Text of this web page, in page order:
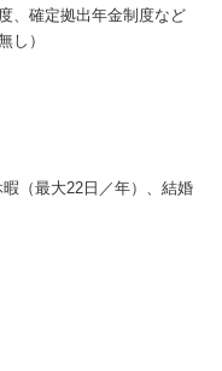
、確定拠出年金制度など
し）
（最大22日／年）、結婚